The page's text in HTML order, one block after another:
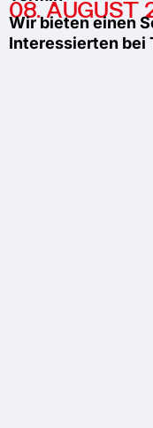
08. AUGUST
Wir bieten einen
Interessierten bei